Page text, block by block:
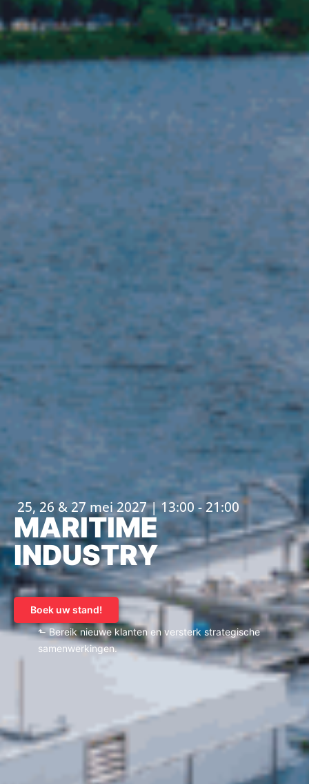
25, 26 & 27 mei 2027 | 13:00 - 21:00
MARITIME
INDUSTRY
Boek uw stand!
⬑ Bereik nieuwe klanten en versterk strategische
samenwerkingen.